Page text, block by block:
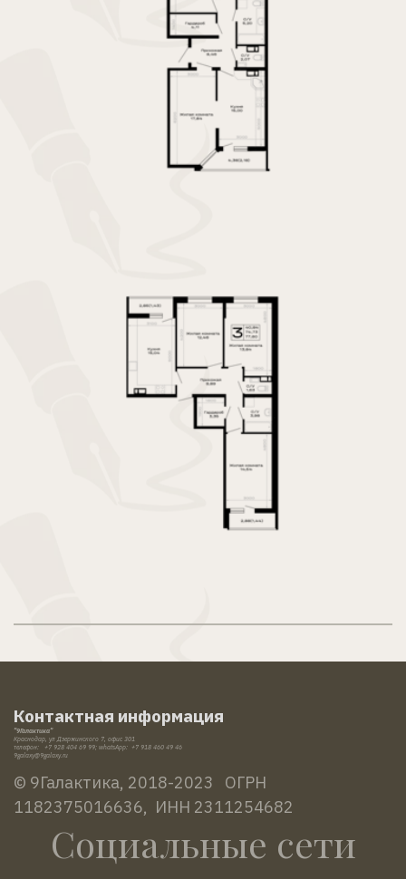
Контактная информация
"9Галактика"
Краснодар, ул Дзержинского 7, офис 301
телефон:   +7 928 404 69 99; whatsApp:  +7 918 460 49 46
9galaxy@9galaxy.ru
© 9Галактика, 2018-2023   ОГРН
1182375016636,  ИНН 2311254682
Социальные сети